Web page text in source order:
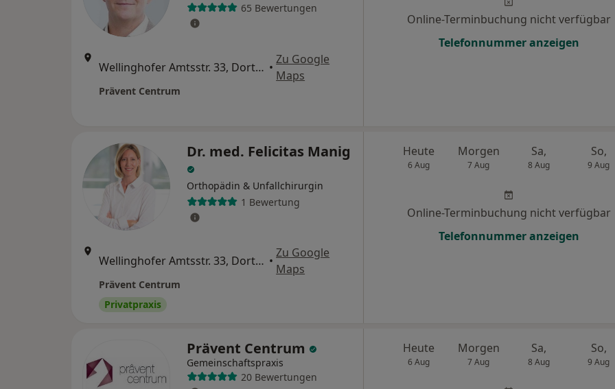
65 Bewertungen
Wellinghofer Amtsstr. 33, Dortmund •
Zu Google
Maps
Prävent Centrum
Online-Terminbuchung nicht verfügbar
Telefonnummer anzeigen
Dr. med. Felicitas Manig
Orthopädin & Unfallchirurgin
1 Bewertung
Wellinghofer Amtsstr. 33, Dortmund •
Zu Google
Maps
Prävent Centrum
Privatpraxis
Heute
6 Aug
Morgen
7 Aug
Sa,
8 Aug
So,
9 Aug
Online-Terminbuchung nicht verfügbar
Telefonnummer anzeigen
Prävent Centrum
Gemeinschaftspraxis
20 Bewertungen
Heute
6 Aug
Morgen
7 Aug
Sa,
8 Aug
So,
9 Aug